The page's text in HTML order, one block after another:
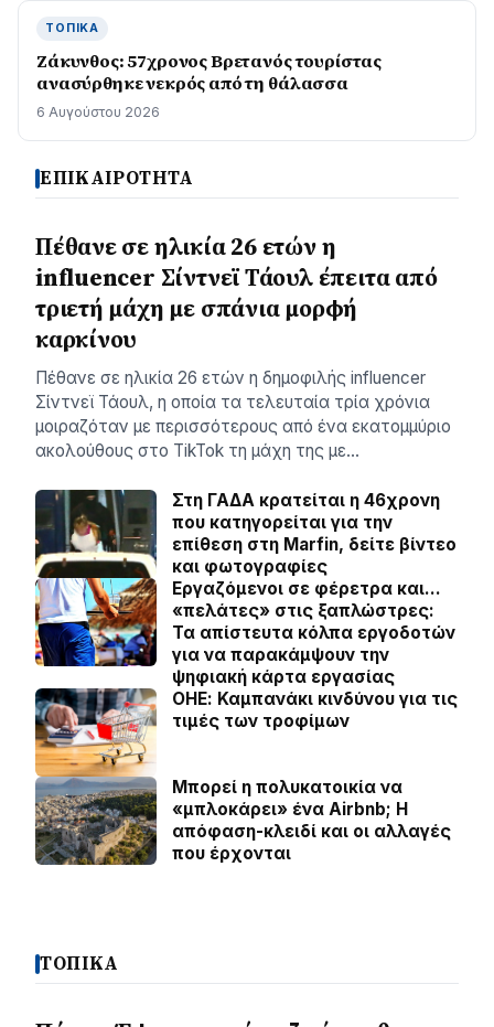
ΤΟΠΙΚΆ
Ζάκυνθος: 57χρονος Βρετανός τουρίστας
ανασύρθηκε νεκρός από τη θάλασσα
6 Αυγούστου 2026
ΕΠΙΚΑΙΡΟΤΗΤΑ
Πέθανε σε ηλικία 26 ετών η
influencer Σίντνεϊ Τάουλ έπειτα από
τριετή μάχη με σπάνια μορφή
καρκίνου
Πέθανε σε ηλικία 26 ετών η δημοφιλής influencer
Σίντνεϊ Τάουλ, η οποία τα τελευταία τρία χρόνια
μοιραζόταν με περισσότερους από ένα εκατομμύριο
ακολούθους στο TikTok τη μάχη της με…
Στη ΓΑΔΑ κρατείται η 46χρονη
που κατηγορείται για την
επίθεση στη Marfin, δείτε βίντεο
και φωτογραφίες
Εργαζόμενοι σε φέρετρα και…
«πελάτες» στις ξαπλώστρες:
Τα απίστευτα κόλπα εργοδοτών
για να παρακάμψουν την
ψηφιακή κάρτα εργασίας
ΟΗΕ: Καμπανάκι κινδύνου για τις
τιμές των τροφίμων
Μπορεί η πολυκατοικία να
«μπλοκάρει» ένα Airbnb; Η
απόφαση-κλειδί και οι αλλαγές
που έρχονται
ΤΟΠΙΚΑ